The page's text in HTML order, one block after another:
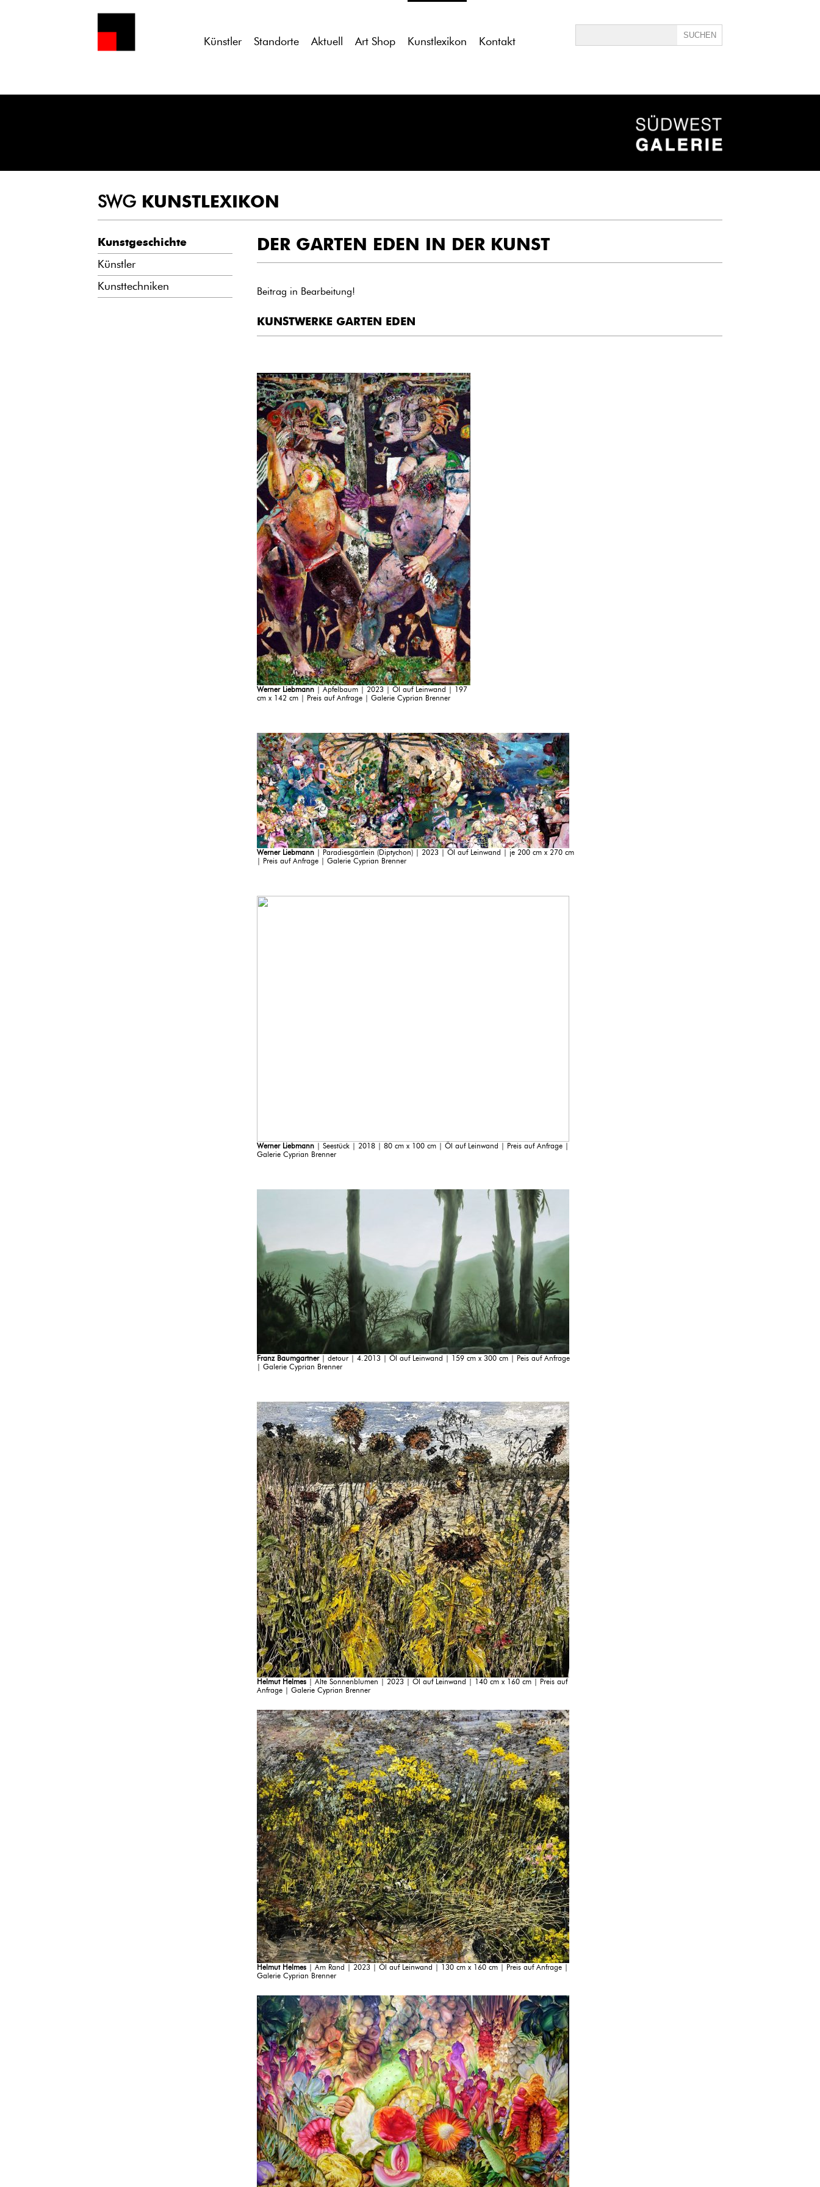
Künstler Standorte Aktuell Art Shop Kunstlexikon Kontakt
SWG KUNSTLEXIKON
Kunstgeschichte
Künstler
Kunsttechniken
DER GARTEN EDEN IN DER KUNST
Beitrag in Bearbeitung!
KUNSTWERKE GARTEN EDEN
Werner Liebmann | Apfelbaum | 2023 | Öl auf Leinwand | 197
cm x 142 cm | Preis auf Anfrage | Galerie Cyprian Brenner
Werner Liebmann | Paradiesgärtlein (Diptychon) | 2023 | Öl auf Leinwand | je 200 cm x 270 cm
| Preis auf Anfrage | Galerie Cyprian Brenner
Werner Liebmann | Seestück | 2018 | 80 cm x 100 cm | Öl auf Leinwand | Preis auf Anfrage |
Galerie Cyprian Brenner
Franz Baumgartner | detour | 4.2013 | Öl auf Leinwand | 159 cm x 300 cm | Peis auf Anfrage
| Galerie Cyprian Brenner
Helmut Helmes | Alte Sonnenblumen | 2023 | Öl auf Leinwand | 140 cm x 160 cm | Preis auf
Anfrage | Galerie Cyprian Brenner
Helmut Helmes | Am Rand | 2023 | Öl auf Leinwand | 130 cm x 160 cm | Preis auf Anfrage |
Galerie Cyprian Brenner